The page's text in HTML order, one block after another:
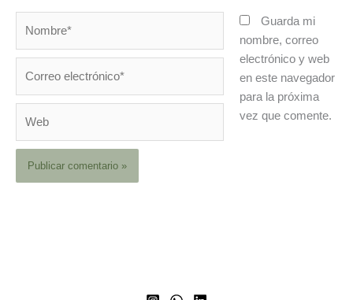
Guarda mi
nombre, correo
electrónico y web
en este navegador
para la próxima
vez que comente.